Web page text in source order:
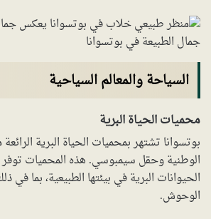
جمال الطبيعة في بوتسوانا
السياحة والمعالم السياحية
محميات الحياة البرية
بوتسوانا تشتهر بمحميات الحياة البرية
الوطنية وحقل سيمبوسي. هذه المحميات
الحيوانات البرية في بيئتها الطبيعية، بما في
الوحوش.